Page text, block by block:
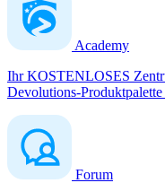
Academy
Ihr KOSTENLOSES
Devolutions-
Forum